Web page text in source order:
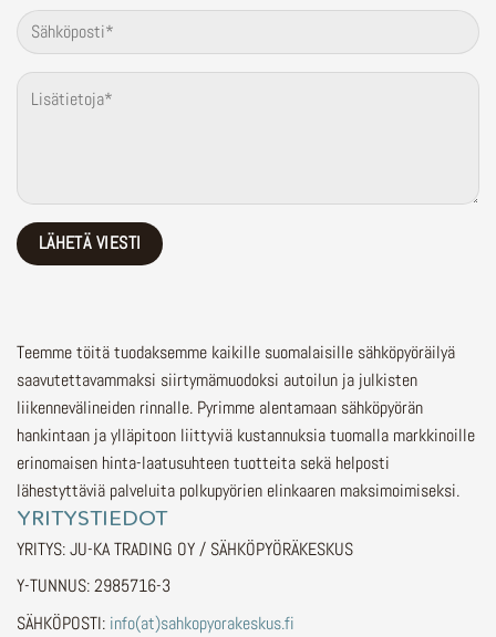
Teemme töitä tuodaksemme kaikille suomalaisille sähköpyöräilyä
saavutettavammaksi siirtymämuodoksi autoilun ja julkisten
liikennevälineiden rinnalle. Pyrimme alentamaan sähköpyörän
hankintaan ja ylläpitoon liittyviä kustannuksia tuomalla markkinoille
erinomaisen hinta-laatusuhteen tuotteita sekä helposti
lähestyttäviä palveluita polkupyörien elinkaaren maksimoimiseksi.
YRITYSTIEDOT
YRITYS: JU-KA TRADING OY / SÄHKÖPYÖRÄKESKUS
Y-TUNNUS: 2985716-3
SÄHKÖPOSTI: info(at)sahkopyorakeskus.fi